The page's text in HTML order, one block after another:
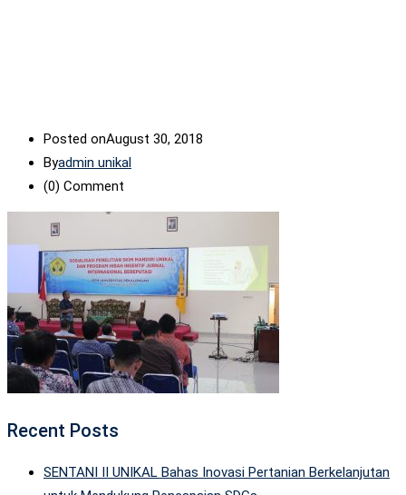
Posted onAugust 30, 2018
Byadmin unikal
(0) Comment
Recent Posts
SENTANI II UNIKAL Bahas Inovasi Pertanian Berkelanjutan